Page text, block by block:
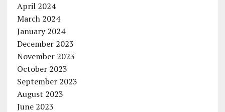
April 2024
March 2024
January 2024
December 2023
November 2023
October 2023
September 2023
August 2023
June 2023